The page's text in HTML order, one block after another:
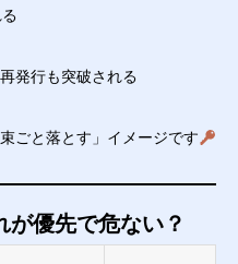
発行も突破される
ごと落とす」イメージです
が優先で危ない？